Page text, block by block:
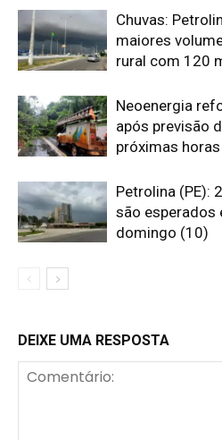
Chuvas:
maiores
rural com 120
Neoenergia
após previsão
próximas
Petrolina (PE):
são esperados
domingo (10)
DEIXE UMA RESPOSTA